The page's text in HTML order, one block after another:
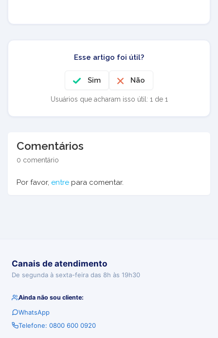
Esse artigo foi útil?
Sim Não
Usuários que acharam isso útil: 1 de 1
Comentários
0 comentário
Por favor, entre para comentar.
Canais de atendimento
De segunda à sexta-feira das 8h às 19h30
Ainda não sou cliente:
WhatsApp
Telefone: 0800 600 0920